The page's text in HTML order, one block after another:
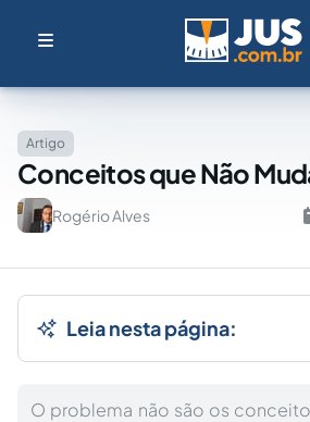
Artigo
Conceitos que Não
Rogério Alves
Leia nesta página:
O problema não são os